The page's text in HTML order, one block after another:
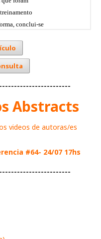
Abstracts
videos de autoras/es
#64- 24/07 17hs